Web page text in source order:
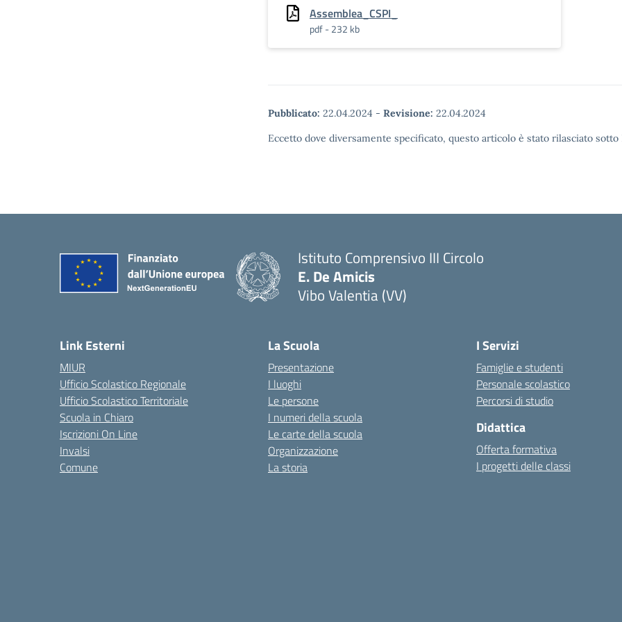
Assemblea_CSPI_
pdf - 232 kb
Pubblicato: 22.04.2024 - Revisione: 22.04.2024
Eccetto dove diversamente specificato, questo articolo è stato rilasciato
Istituto Comprensivo III Circolo
E. De Amicis
Vibo Valentia (VV)
Link Esterni
MIUR
Ufficio Scolastico Regionale
Ufficio Scolastico Territoriale
Scuola in Chiaro
Iscrizioni On Line
Invalsi
Comune
La Scuola
Presentazione
I luoghi
Le persone
I numeri della scuola
Le carte della scuola
Organizzazione
La storia
I Servizi
Famiglie e studenti
Personale scolastico
Percorsi di studio
Didattica
Offerta formativa
I progetti delle classi